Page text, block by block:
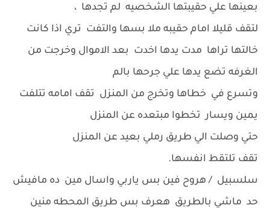
بعينها علي حقيبتها الشخصيه لم تجدها ،
لتقف قليلا امام حقيبه ملا بسها والتفت تري اذا كانت
خالتها تراها مدت يدها اخدت بعد الاموال وخرجت من
الغرفه تضع يدها علي جرحها بالم
وتسرع في خطاها وتخرج من المنزل تقف امامه تتلفت
يمين ويسار تخطوا مبتعده عن المنزل
حتي وصلت الي طريق رملي بعيد عن المنزل
تقف تلتقط انفسها.
سلسبيل / هروح فين بس ياربي واسال مين ده مافيش
حد ماشي بالطريق هعرف بس طريق المحطه منين